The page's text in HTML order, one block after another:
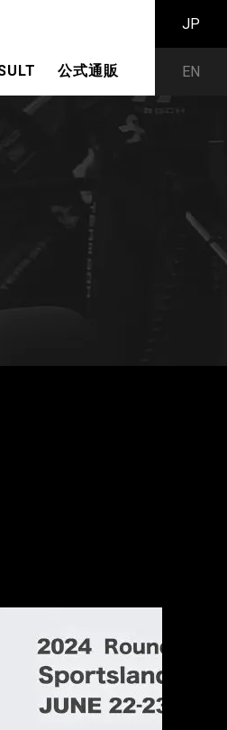
公式通販
JP
EN